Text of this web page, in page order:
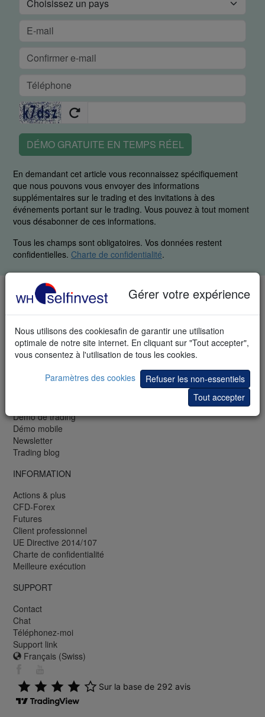
Gérer votre expérience
Nous utilisons des cookiesafin de garantir une utilisation
optimale de notre site internet. En cliquant sur "Tout accepter",
vous consentez à l'utilisation de tous les cookies.
Paramètres des cookies
Refuser les non-essentiels
Tout accepter
DÉMO GRATUITE EN TEMPS RÉEL
En demandant cet article vous reconnaissez spécifiquement
que nous pouvons vous envoyer des informations
supplémentaires sur le trading et des invitations à des
événements portant sur le trading. Vous pouvez à tout moment
vous désabonner de ces informations.
Tous les champs sont obligatoires. Vos données restent
confidentielles. Charte de confidentialité.
TÉLÉPHONE & FAX
LU: +352 42 80 42 81
FR: +33 (0)1 48 01 47 61
CH: +41 44 350 42 40
Fax: +41 44 350 42 90
GRATUIT
Démo de trading
Démo mobile
Newsletter
Trading blog
INFORMATION
Actions & plus
CFD-Forex
Futures
Client professionnel
UE Directive 2014/107
Charte de confidentialité
Meilleure exécution
SUPPORT
Contact
Chat
Téléphonez-moi
Support link
Français (Swiss)